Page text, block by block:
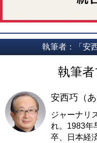
執筆者：「安
執筆
安西巧（あ
ジャーナリ
れ。1983年
卒、日本経